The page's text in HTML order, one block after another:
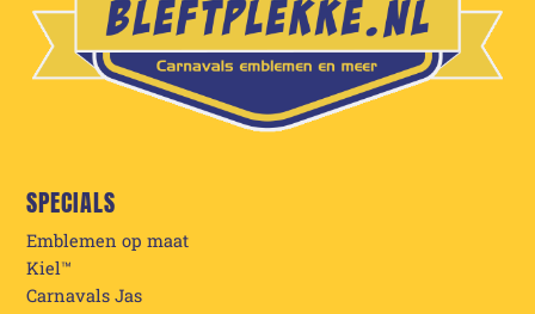
SPECIALS
Emblemen op maat
Kiel™
Carnavals Jas